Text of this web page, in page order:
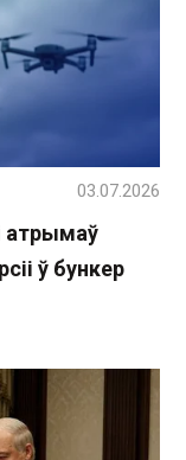
атрымаў
ў бункер
03.07.2026